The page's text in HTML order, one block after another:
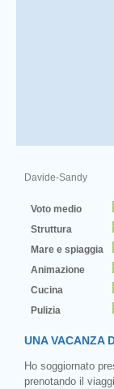
Davide-Sandy
Voto medio
Struttura
Mare e spiaggia
Animazione
Cucina
Pulizia
UNA VACANZA
Ho soggiornato
prenotando il